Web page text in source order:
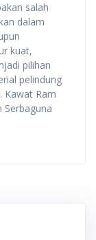
salah
dalam
kuat,
pilihan
pelindung
Kawat Ram
Serbaguna